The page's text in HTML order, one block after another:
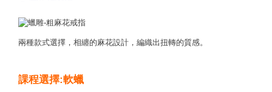
兩種款式選擇，相纏的麻花設計，編織出扭轉的質感。
課程選擇:軟蠟